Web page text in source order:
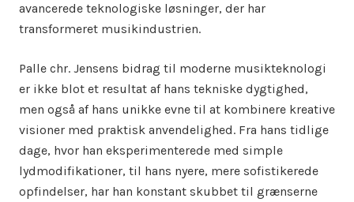
avancerede teknologiske løsninger, der har
transformeret musikindustrien.
Palle chr. Jensens bidrag til moderne musikteknologi
er ikke blot et resultat af hans tekniske dygtighed,
men også af hans unikke evne til at kombinere kreative
visioner med praktisk anvendelighed. Fra hans tidlige
dage, hvor han eksperimenterede med simple
lydmodifikationer, til hans nyere, mere sofistikerede
opfindelser, har han konstant skubbet til grænserne